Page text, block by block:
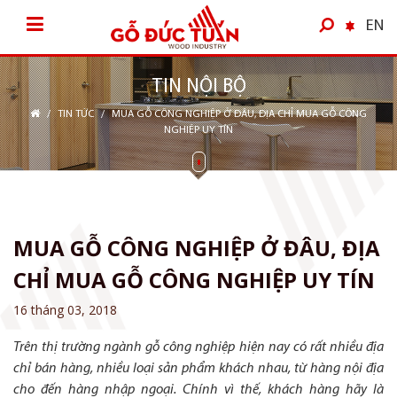
EN
TIN NỘI BỘ
/ TIN TỨC /
MUA GỖ CÔNG NGHIỆP Ở ĐÂU, ĐỊA CHỈ MUA GỖ CÔNG
NGHIỆP UY TÍN
MUA GỖ CÔNG NGHIỆP Ở ĐÂU, ĐỊA
CHỈ MUA GỖ CÔNG NGHIỆP UY TÍN
16 tháng 03, 2018
Trên thị trường ngành gỗ công nghiệp hiện nay có rất nhiều địa
chỉ bán hàng, nhiều loại sản phẩm khách nhau, từ hàng nội địa
cho đến hàng nhập ngoại. Chính vì thế, khách hàng hãy là